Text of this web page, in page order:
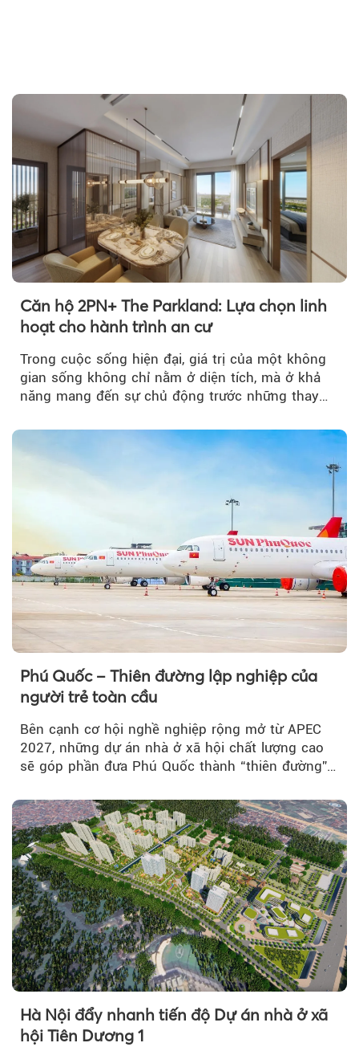
Theo
Căn hộ 2PN+ The Parkland: Lựa chọn linh
hoạt cho hành trình an cư
Trong cuộc sống hiện đại, giá trị của một không
gian sống không chỉ nằm ở diện tích, mà ở khả
năng mang đến sự chủ động trước những thay
Phú Quốc – Thiên đường lập nghiệp của
người trẻ toàn cầu
Bên cạnh cơ hội nghề nghiệp rộng mở từ APEC
2027, những dự án nhà ở xã hội chất lượng cao
sẽ góp phần đưa Phú Quốc thành “thiên đường”
Hà Nội đẩy nhanh tiến độ Dự án nhà ở xã
hội Tiên Dương 1